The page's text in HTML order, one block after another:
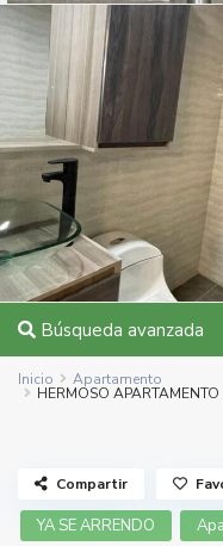
Búsqueda avanzada
Inicio Apartamento
HERMOSO
YA SE ARRENDO
Compartir